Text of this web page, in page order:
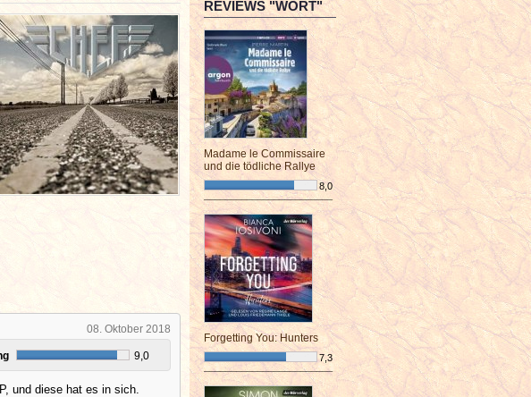
08. Oktober 2018
9,0
und diese hat es in sich.
REVIEWS "WORT"
Madame le Commissaire
und die tödliche Rallye
8,0
¯¯¯¯¯¯¯¯¯¯¯¯¯¯¯¯¯¯¯¯¯¯¯¯
Forgetting You: Hunters
7,3
¯¯¯¯¯¯¯¯¯¯¯¯¯¯¯¯¯¯¯¯¯¯¯¯